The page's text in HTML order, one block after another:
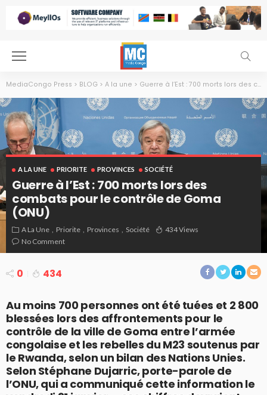
MediaCongo Press > BLOG > A la une > Guerre à l’Est : 700 morts lors des combats pour le contrôle de Goma (ONU)
A LA UNE PRIORITE PROVINCES SOCIÉTÉ
Guerre à l’Est : 700 morts lors des
combats pour le contrôle de Goma
(ONU)
A La Une Priorite Provinces Société
434 Views
No Comment
0 434
Au moins 700 personnes ont été tuées et 2 800
blessées lors des affrontements pour le
contrôle de la ville de Goma entre l’armée
congolaise et les rebelles du M23 soutenus par
le Rwanda, selon un bilan des Nations Unies.
Selon Stéphane Dujarric, porte-parole de
l’ONU, qui a communiqué cette information le